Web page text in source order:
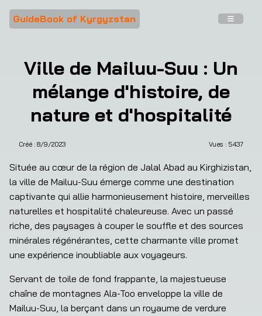
GuideBook of Kyrgyzstan
Ville de Mailuu-Suu : Un
mélange d'histoire, de
nature et d'hospitalité
Créé : 8/9/2023 Vues : 5437
Située au cœur de la région de Jalal Abad au Kirghizistan,
la ville de Mailuu-Suu émerge comme une destination
captivante qui allie harmonieusement histoire, merveilles
naturelles et hospitalité chaleureuse. Avec un passé
riche, des paysages à couper le souffle et des sources
minérales régénérantes, cette charmante ville promet
une expérience inoubliable aux voyageurs.
Servant de toile de fond frappante, la majestueuse
chaîne de montagnes Ala-Too enveloppe la ville de
Mailuu-Suu, la berçant dans un royaume de verdure